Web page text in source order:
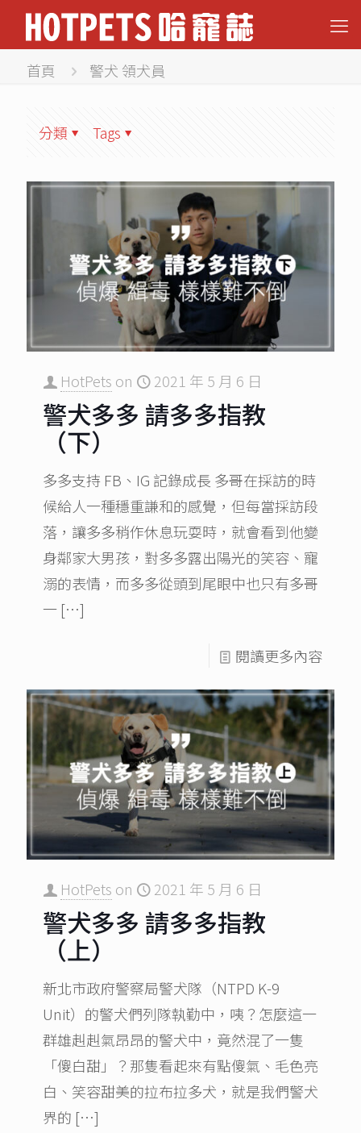
首頁 警犬 領犬員
分類 Tags
HotPets on 2021 年 5 月 6 日
警犬多多 請多多指教
（下）
多多支持 FB、IG 記錄成長 多哥在採訪的時
候給人一種穩重謙和的感覺，但每當採訪段
落，讓多多稍作休息玩耍時，就會看到他變
身鄰家大男孩，對多多露出陽光的笑容、寵
溺的表情，而多多從頭到尾眼中也只有多哥
一 […]
閱讀更多內容
HotPets on 2021 年 5 月 6 日
警犬多多 請多多指教
（上）
新北市政府警察局警犬隊（NTPD K-9
Unit）的警犬們列隊執勤中，咦？怎麼這一
群雄赳赳氣昂昂的警犬中，竟然混了一隻
「傻白甜」？那隻看起來有點傻氣、毛色亮
白、笑容甜美的拉布拉多犬，就是我們警犬
界的 […]